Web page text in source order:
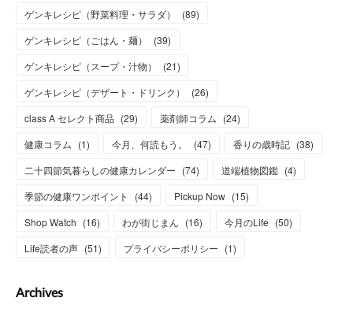
ゲンキレシピ（野菜料理・サラダ）
(89)
ゲンキレシピ（ごはん・麺）
(39)
ゲンキレシピ（スープ・汁物）
(21)
ゲンキレシピ（デザート・ドリンク）
(26)
class A セレクト商品 (29) 薬剤師コラム (24)
健康コラム (1) 今月、何読もう。 (47) 香りの歳時記 (38)
二十四節気暮らしの健康カレンダー (74) 道端植物図鑑 (4)
季節の健康ワンポイント
(44) Pickup Now (15)
Shop Watch (16) わが街じまん (16) 今月のLife (50)
Life読者の声 (51) プライバシーポリシー (1)
Archives